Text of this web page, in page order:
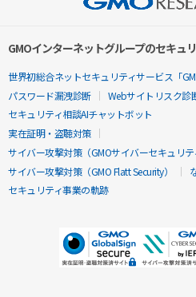
GMOインターネットグループのセキュ
世界初総合ネットセキュリティサービス「
パスワード漏洩診断
Webサイトリスク診
セキュリティ相談AIチャットボット
実在証明・盗聴対策
サイバー攻撃対策（GMOサイバーセキュリテ
サイバー攻撃対策（GMO Flatt Security）
セキュリティ事業の軌跡